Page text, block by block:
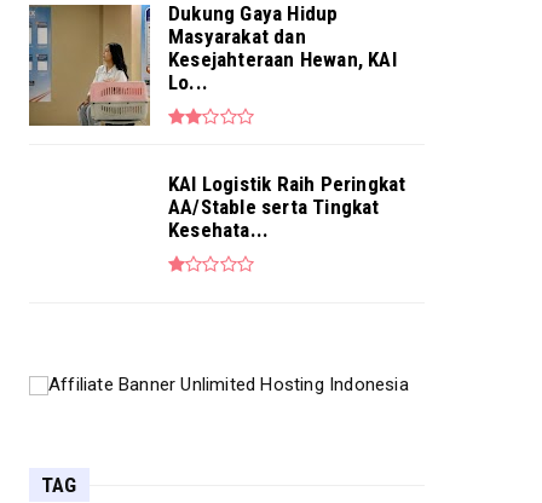
Dukung Gaya Hidup
Masyarakat dan
Kesejahteraan Hewan, KAI
Lo...
KAI Logistik Raih Peringkat
AA/Stable serta Tingkat
Kesehata...
TAG